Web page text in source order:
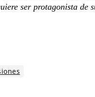
ser protagonista de